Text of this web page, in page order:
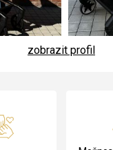
zobrazit profil